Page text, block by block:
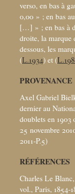
verso, en bas à
0,00 » ; en bas
[…] » ; en bas à
droite, la marque
dessous, les
(L.1934) et (
PROVENANCE
Axel Gabriel
dernier au
doublets en 1903
25 novembre
2011-P.5)
RÉFÉRENCES
Charles Le Blanc,
vol., Paris, 1854-